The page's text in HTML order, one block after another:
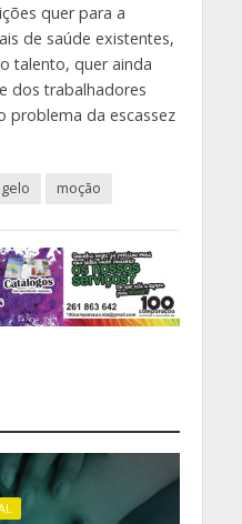
quer para a
de saúde existentes,
talento, quer ainda
dos trabalhadores
problema da escassez
moção